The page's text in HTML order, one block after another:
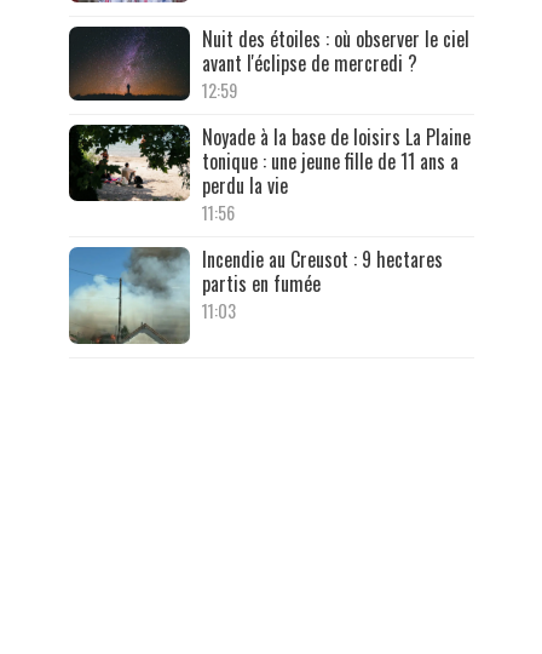
Nuit des étoiles : où observer le ciel
avant l'éclipse de mercredi ?
12:59
Noyade à la base de loisirs La Plaine
tonique : une jeune fille de 11 ans a
perdu la vie
11:56
Incendie au Creusot : 9 hectares
partis en fumée
11:03